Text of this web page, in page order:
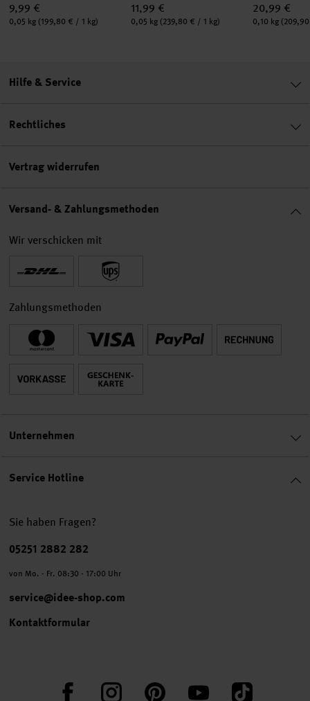
9,99 €
Inhalt:
0,05 kg (199,80 € / 1 kg)
11,99 €
Inhalt:
0,05 kg (239,80 € / 1 kg)
20,99 €
Inhalt:
0,10 kg
Service Hotline
Sie haben Fragen?
Telefonnummer
05251 2882 282
von Mo. - Fr. 08:30 - 17:00 Uhr
service@idee-shop.com
Kontaktformular
FacebookInstagram PinterestYouTube TikTok
Hilfe & Service
Rechtliches
Vertrag widerrufen
Versand- & Zahlungsmethoden
Wir verschicken mit
Zahlungsmethoden
Unternehmen